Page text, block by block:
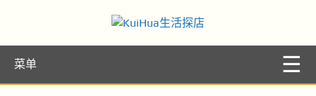
KuiHua生活探
店
菜单